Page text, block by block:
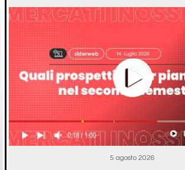
5 agosto 2026